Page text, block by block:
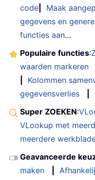
code
Maak
gegevens en
functies aan…
Populaire functies:
waarden markeren
Kolommen
gegevensverlies
Super ZOEKEN:
VLookup met
meerdere
Geavanceerde
maken